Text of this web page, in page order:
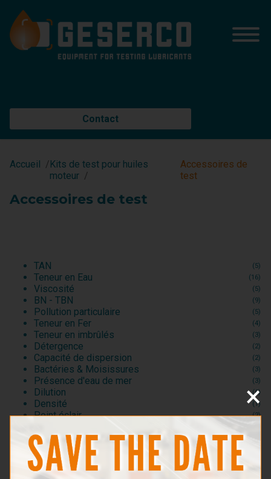
Contact
TAN (5)
Teneur en Eau (16)
Viscosité (5)
BN - TBN (9)
Pollution particulaire (5)
Teneur en Fer (4)
Teneur en imbrûlés (3)
Détergence (2)
Capacité de dispersion (2)
Bactéries & Moisissures (3)
Présence d'eau de mer (3)
Dilution (6)
Densité (1)
Point éclair (2)
Kits de test pour huiles moteur
Kits d'Analyse
Consommables et Réactifs
Accessoires de test
Accueil
Kits de test pour huiles
moteur
Accessoires de
test
Accessoires de test
×